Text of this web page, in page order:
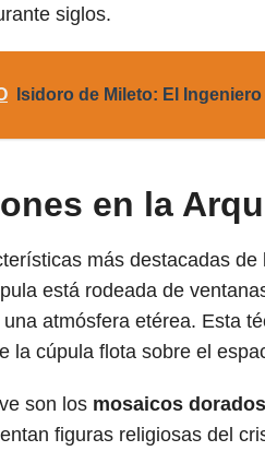
siglos.
Isidoro de Mileto: El
en la
más destacadas de
está rodeada de
atmósfera etérea. Esta
la cúpula flota sobre el
son los mosaicos dorados
figuras religiosas del